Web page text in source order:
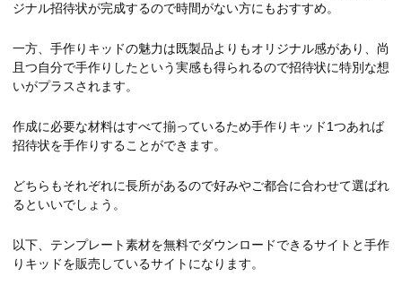
ジナル招待状が完成するので時間がない方にもおすすめ。
一方、手作りキッドの魅力は既製品よりもオリジナル感があり、尚
且つ自分で手作りしたという実感も得られるので招待状に特別な想
いがプラスされます。
作成に必要な材料はすべて揃っているため手作りキッド1つあれば
招待状を手作りすることができます。
どちらもそれぞれに長所があるので好みやご都合に合わせて選ばれ
るといいでしょう。
以下、テンプレート素材を無料でダウンロードできるサイトと手作
りキッドを販売しているサイトになります。